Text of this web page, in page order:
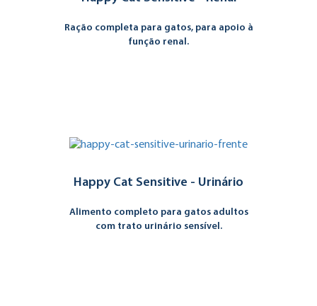
Ração completa para gatos, para apoio à
função renal.
Happy Cat Sensitive - Urinário
Alimento completo para gatos adultos
com trato urinário sensível.